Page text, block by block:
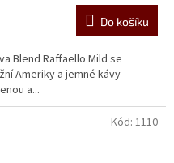
Do košíku
Blend Raffaello Mild se
Ameriky a jemné kávy
a...
Kód: 1110